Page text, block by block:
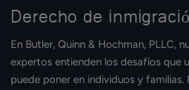
Derecho de
En Butler, Quinn & Hochman, PLLC,
expertos entienden los desafíos que
puede poner en individuos y